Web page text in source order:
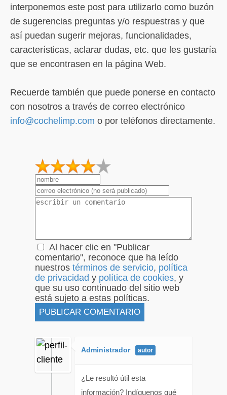
interponemos este post para utilizarlo como buzón
de sugerencias preguntas y/o respuestras y que
así puedan sugerir mejoras, funcionalidades,
características, aclarar dudas, etc. que les gustaría
que se encontrasen en la página Web.
Recuerde también que puede ponerse en contacto
con nosotros a través de correo electrónico
info@cochelimp.com o por teléfonos directamente.
2
1
Al hacer clic en "Publicar
comentario", reconoce que ha leído
nuestros términos de servicio, política
de privacidad y política de cookies, y
que su uso continuado del sitio web
está sujeto a estas políticas.
Administrador
¿Le resultó útil esta
información? Indíquenos qué